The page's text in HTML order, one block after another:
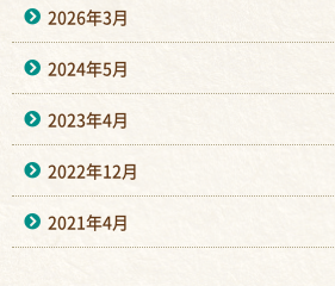
2026年3月
2024年5月
2023年4月
2022年12月
2021年4月